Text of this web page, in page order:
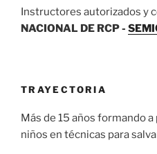
Instructores autorizados y
NACIONAL DE RCP -
TRAYECTORIA
Más de 15 años formando
niños en técnicas para